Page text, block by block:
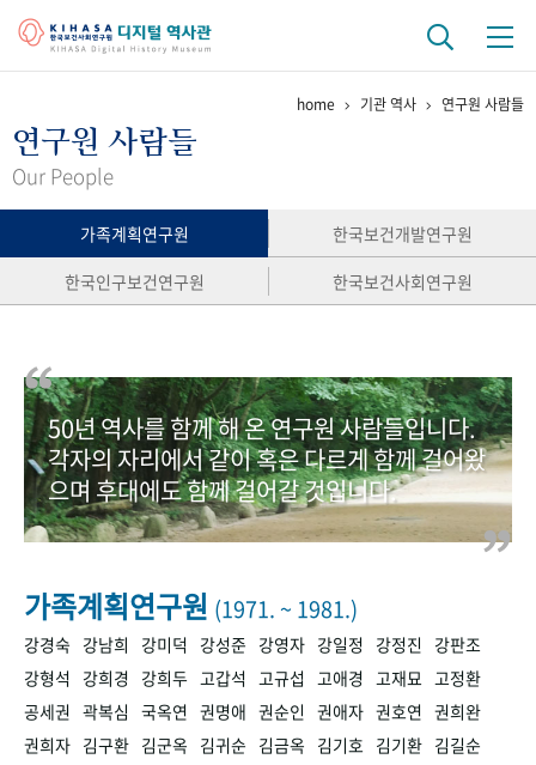
걸어온 길 기관 변천사
연구 역사
정책과 연구 키워드로 보는 연구 역사
연구자들
간행물 변천사
기록물 아카이브
사진 아카이브 문서 기록물 행정박물 영상 기록물
50+1주년 기념
+1
VR 역사관
home 기관 역사 연구원 사람들
연구원 사람들
Our People
가족계획연구원
한국보건개발연구원
한국인구보건연구원
한국보건사회연구원
50년 역사를 함께 해 온 연구원 사람들입니다.
각자의 자리에서 같이 혹은 다르게 함께 걸어왔
으며 후대에도 함께 걸어갈 것입니다.
가족계획연구원 (1971. ~ 1981.)
강경숙 강남희 강미덕 강성준 강영자 강일정 강정진
강판조
강형석
강희경 강희두 고갑석 고규섭 고애경 고재묘 고정환
공세권 곽복심 국옥연 권명애 권순인 권애자 권호연 권희완
권희자 김구환 김군옥 김귀순 김금옥 김기호 김기환 김길순